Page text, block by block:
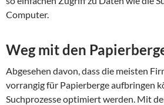
Computer.
Weg mit den
Abgesehen davon, dass die meisten
vorrangig für Papierberge aufbringen
Suchprozesse optimiert werden. Mit